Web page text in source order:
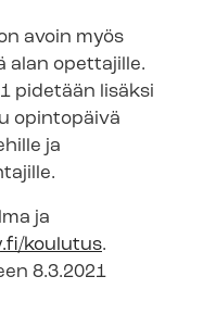
avoin myös
alan opettajille.
pidetään lisäksi
opintopäivä
ja
ja
koulutus.
8.3.2021